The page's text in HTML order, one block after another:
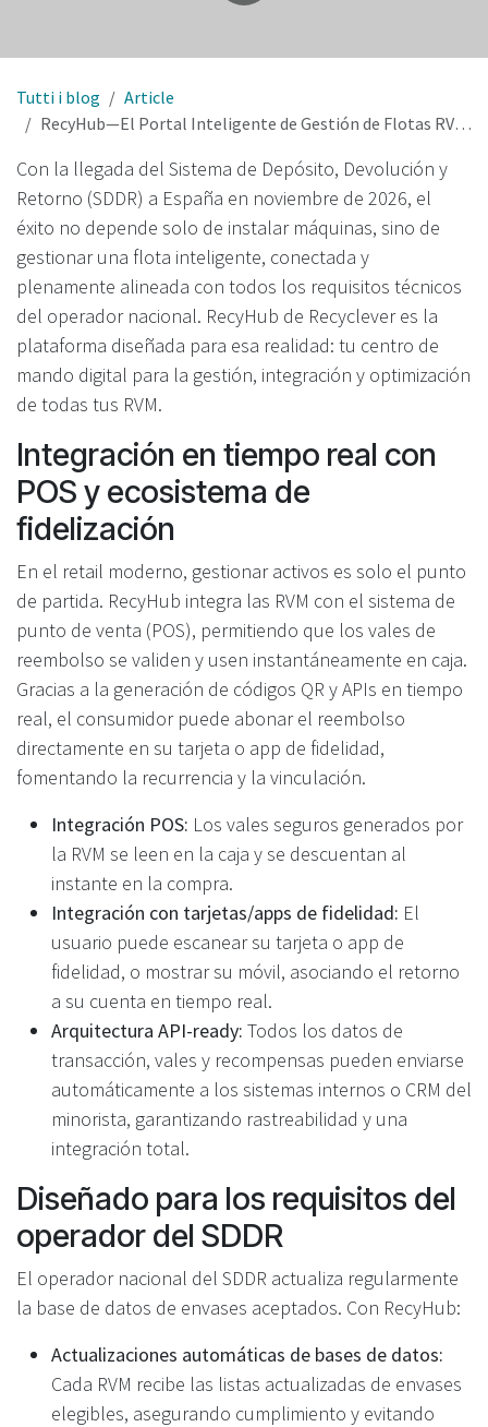
Tutti i blog
Article
RecyHub—El Portal Inteligente de Gestión de Flotas RVM para el SDDR en España
Con la llegada del Sistema de Depósito, Devolución y
Retorno (SDDR) a España en noviembre de 2026, el
éxito no depende solo de instalar máquinas, sino de
gestionar una flota inteligente, conectada y
plenamente alineada con todos los requisitos técnicos
del operador nacional. RecyHub de Recyclever es la
plataforma diseñada para esa realidad: tu centro de
mando digital para la gestión, integración y optimización
de todas tus RVM.
Integración en tiempo real con
POS y ecosistema de
fidelización
En el retail moderno, gestionar activos es solo el punto
de partida. RecyHub integra las RVM con el sistema de
punto de venta (POS), permitiendo que los vales de
reembolso se validen y usen instantáneamente en caja.
Gracias a la generación de códigos QR y APIs en tiempo
real, el consumidor puede abonar el reembolso
directamente en su tarjeta o app de fidelidad,
fomentando la recurrencia y la vinculación.
Integración POS: Los vales seguros generados por
la RVM se leen en la caja y se descuentan al
instante en la compra.
Integración con tarjetas/apps de fidelidad: El
usuario puede escanear su tarjeta o app de
fidelidad, o mostrar su móvil, asociando el retorno
a su cuenta en tiempo real.
Arquitectura API-ready: Todos los datos de
transacción, vales y recompensas pueden enviarse
automáticamente a los sistemas internos o CRM del
minorista, garantizando rastreabilidad y una
integración total.
Diseñado para los requisitos del
operador del SDDR
El operador nacional del SDDR actualiza regularmente
la base de datos de envases aceptados. Con RecyHub:
Actualizaciones automáticas de bases de datos:
Cada RVM recibe las listas actualizadas de envases
elegibles, asegurando cumplimiento y evitando